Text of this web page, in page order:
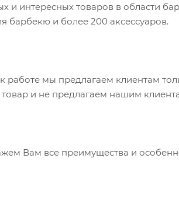
и интересных товаров в области
барбекю и более 200 аксессуаров.
мы предлагаем клиентам
и не предлагаем нашим
Вам все преимущества и